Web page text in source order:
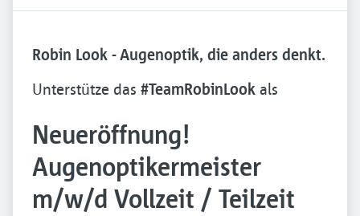
Robin Look - Augenoptik, die anders denkt.
Unterstütze das #TeamRobinLook als
Neueröffnung!
Augenoptikermeister
m/w/d Vollzeit / Teilzeit